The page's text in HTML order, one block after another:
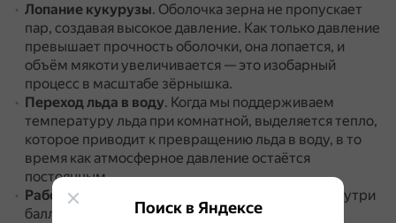
Лопание кукурузы. Оболочка зерна не пропускает
пар, создавая высокое давление. Как только давление
превышает прочность оболочки, она лопается, и
объём мякоти увеличивается — это изобарный
процесс в масштабе зёрнышка.
Переход льда в воду. Когда мы поддерживаем
температуру льда при комнатной, выделяется тепло,
которое приводит к превращению льда в воду, в то
время как атмосферное давление остаётся
постоянным.
Работа аэрозольных баллончиков
Давление внутри
баллона остаётся постоянным, а жидкость
Поиск в Яндексе